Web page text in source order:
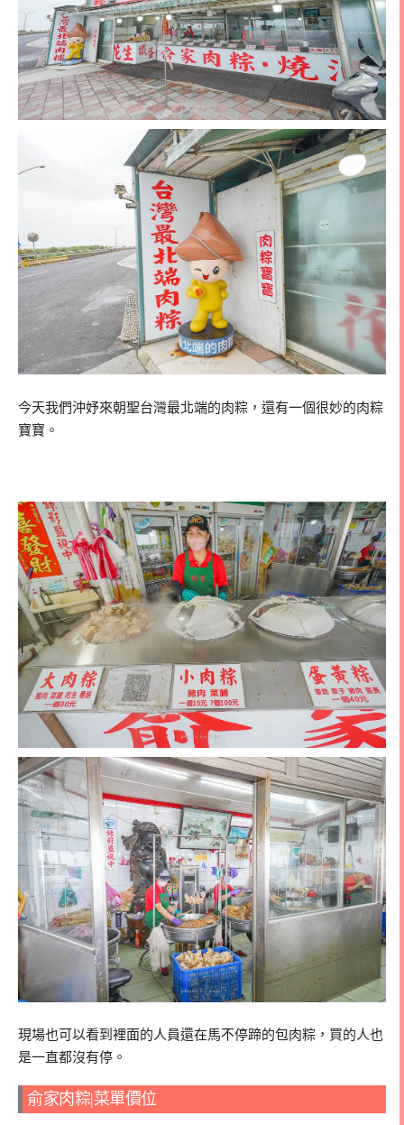
今天我們沖妤來朝聖台灣最北端的肉粽，還有一個很妙的肉粽
寶寶。
現場也可以看到裡面的人員還在馬不停蹄的包肉粽，買的人也
是一直都沒有停。
俞家肉粽|菜單價位